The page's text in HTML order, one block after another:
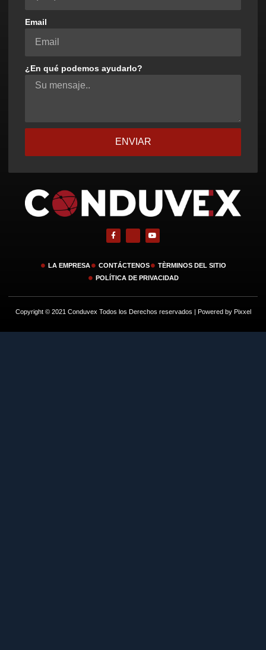
Email
¿En qué podemos ayudarlo?
ENVIAR
LA EMPRESA CONTÁCTENOS
TÈRMINOS DEL SITIO
POLÍTICA DE PRIVACIDAD
Copyright © 2021 Conduvex Todos los Derechos reservados | Powered by Pixxel